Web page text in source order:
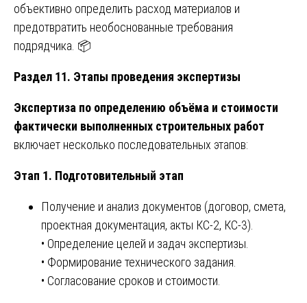
объективно определить расход материалов и
предотвратить необоснованные требования
подрядчика. 📦
Раздел 11. Этапы проведения экспертизы
Экспертиза по определению объёма и стоимости
фактически выполненных строительных работ
включает несколько последовательных этапов:
Этап 1. Подготовительный этап
Получение и анализ документов (договор, смета,
проектная документация, акты КС-2, КС-3).
• Определение целей и задач экспертизы.
• Формирование технического задания.
• Согласование сроков и стоимости.